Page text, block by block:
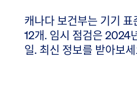
캐나다 보건부는 기기
12개. 임시 점검은 2024
일. 최신 정보를 받아보